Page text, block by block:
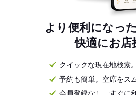
より便利になっ
快適にお店
クイックな現在地検索
予約も簡単。空席をス